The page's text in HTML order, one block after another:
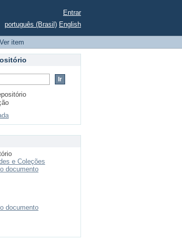
do direito
Entrar
português (Brasil) English
Ver item
e Coleções
documento
documento